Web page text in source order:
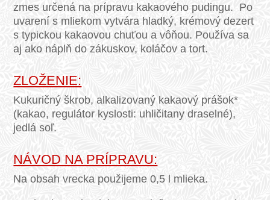
zmes určená na prípravu kakaového pudingu. Po
uvarení s mliekom vytvára hladký, krémový dezert
s typickou kakaovou chuťou a vôňou. Používa sa
aj ako náplň do zákuskov, koláčov a tort.
ZLOŽENIE:
Kukuričný škrob, alkalizovaný kakaový prášok*
(kakao, regulátor kyslosti: uhličitany draselné),
jedlá soľ.
NÁVOD NA PRÍPRAVU:
Na obsah vrecka použijeme 0,5 l mlieka.